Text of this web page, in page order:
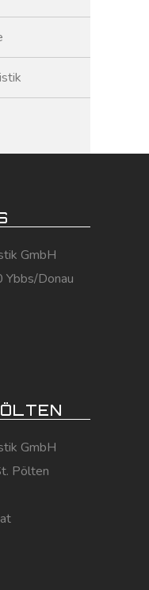
GmbH
Donau
GmbH
Pölten